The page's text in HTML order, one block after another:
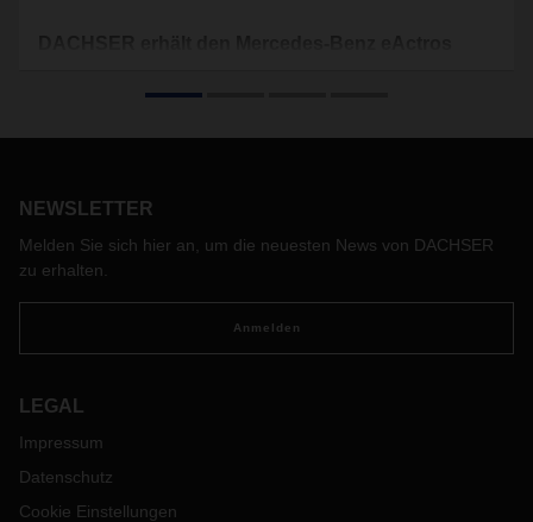
NEWSLETTER
Melden Sie sich hier an, um die neuesten News von DACHSER
zu erhalten.
Anmelden
LEGAL
Impressum
Datenschutz
Cookie Einstellungen